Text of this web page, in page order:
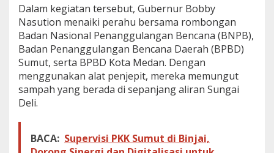
r
i
h
k
a
n
S
u
i
d
Dalam kegiatan tersebut, Gubernur Bobby
Nasution menaiki perahu bersama rombongan
Badan Nasional Penanggulangan Bencana (BNPB),
Badan Penanggulangan Bencana Daerah (BPBD)
Sumut, serta BPBD Kota Medan. Dengan
menggunakan alat penjepit, mereka memungut
sampah yang berada di sepanjang aliran Sungai
Deli.
BACA: Supervisi PKK Sumut di Binjai,